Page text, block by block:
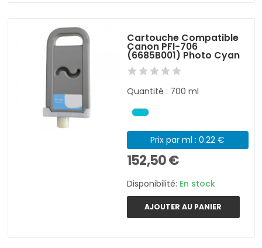
Cartouche Compatible
Canon PFI-706
(6685B001) Photo Cyan
Quantité : 700 ml
Prix par ml : 0.22 €
152,50 €
Disponibilité: En stock
AJOUTER AU PANIER